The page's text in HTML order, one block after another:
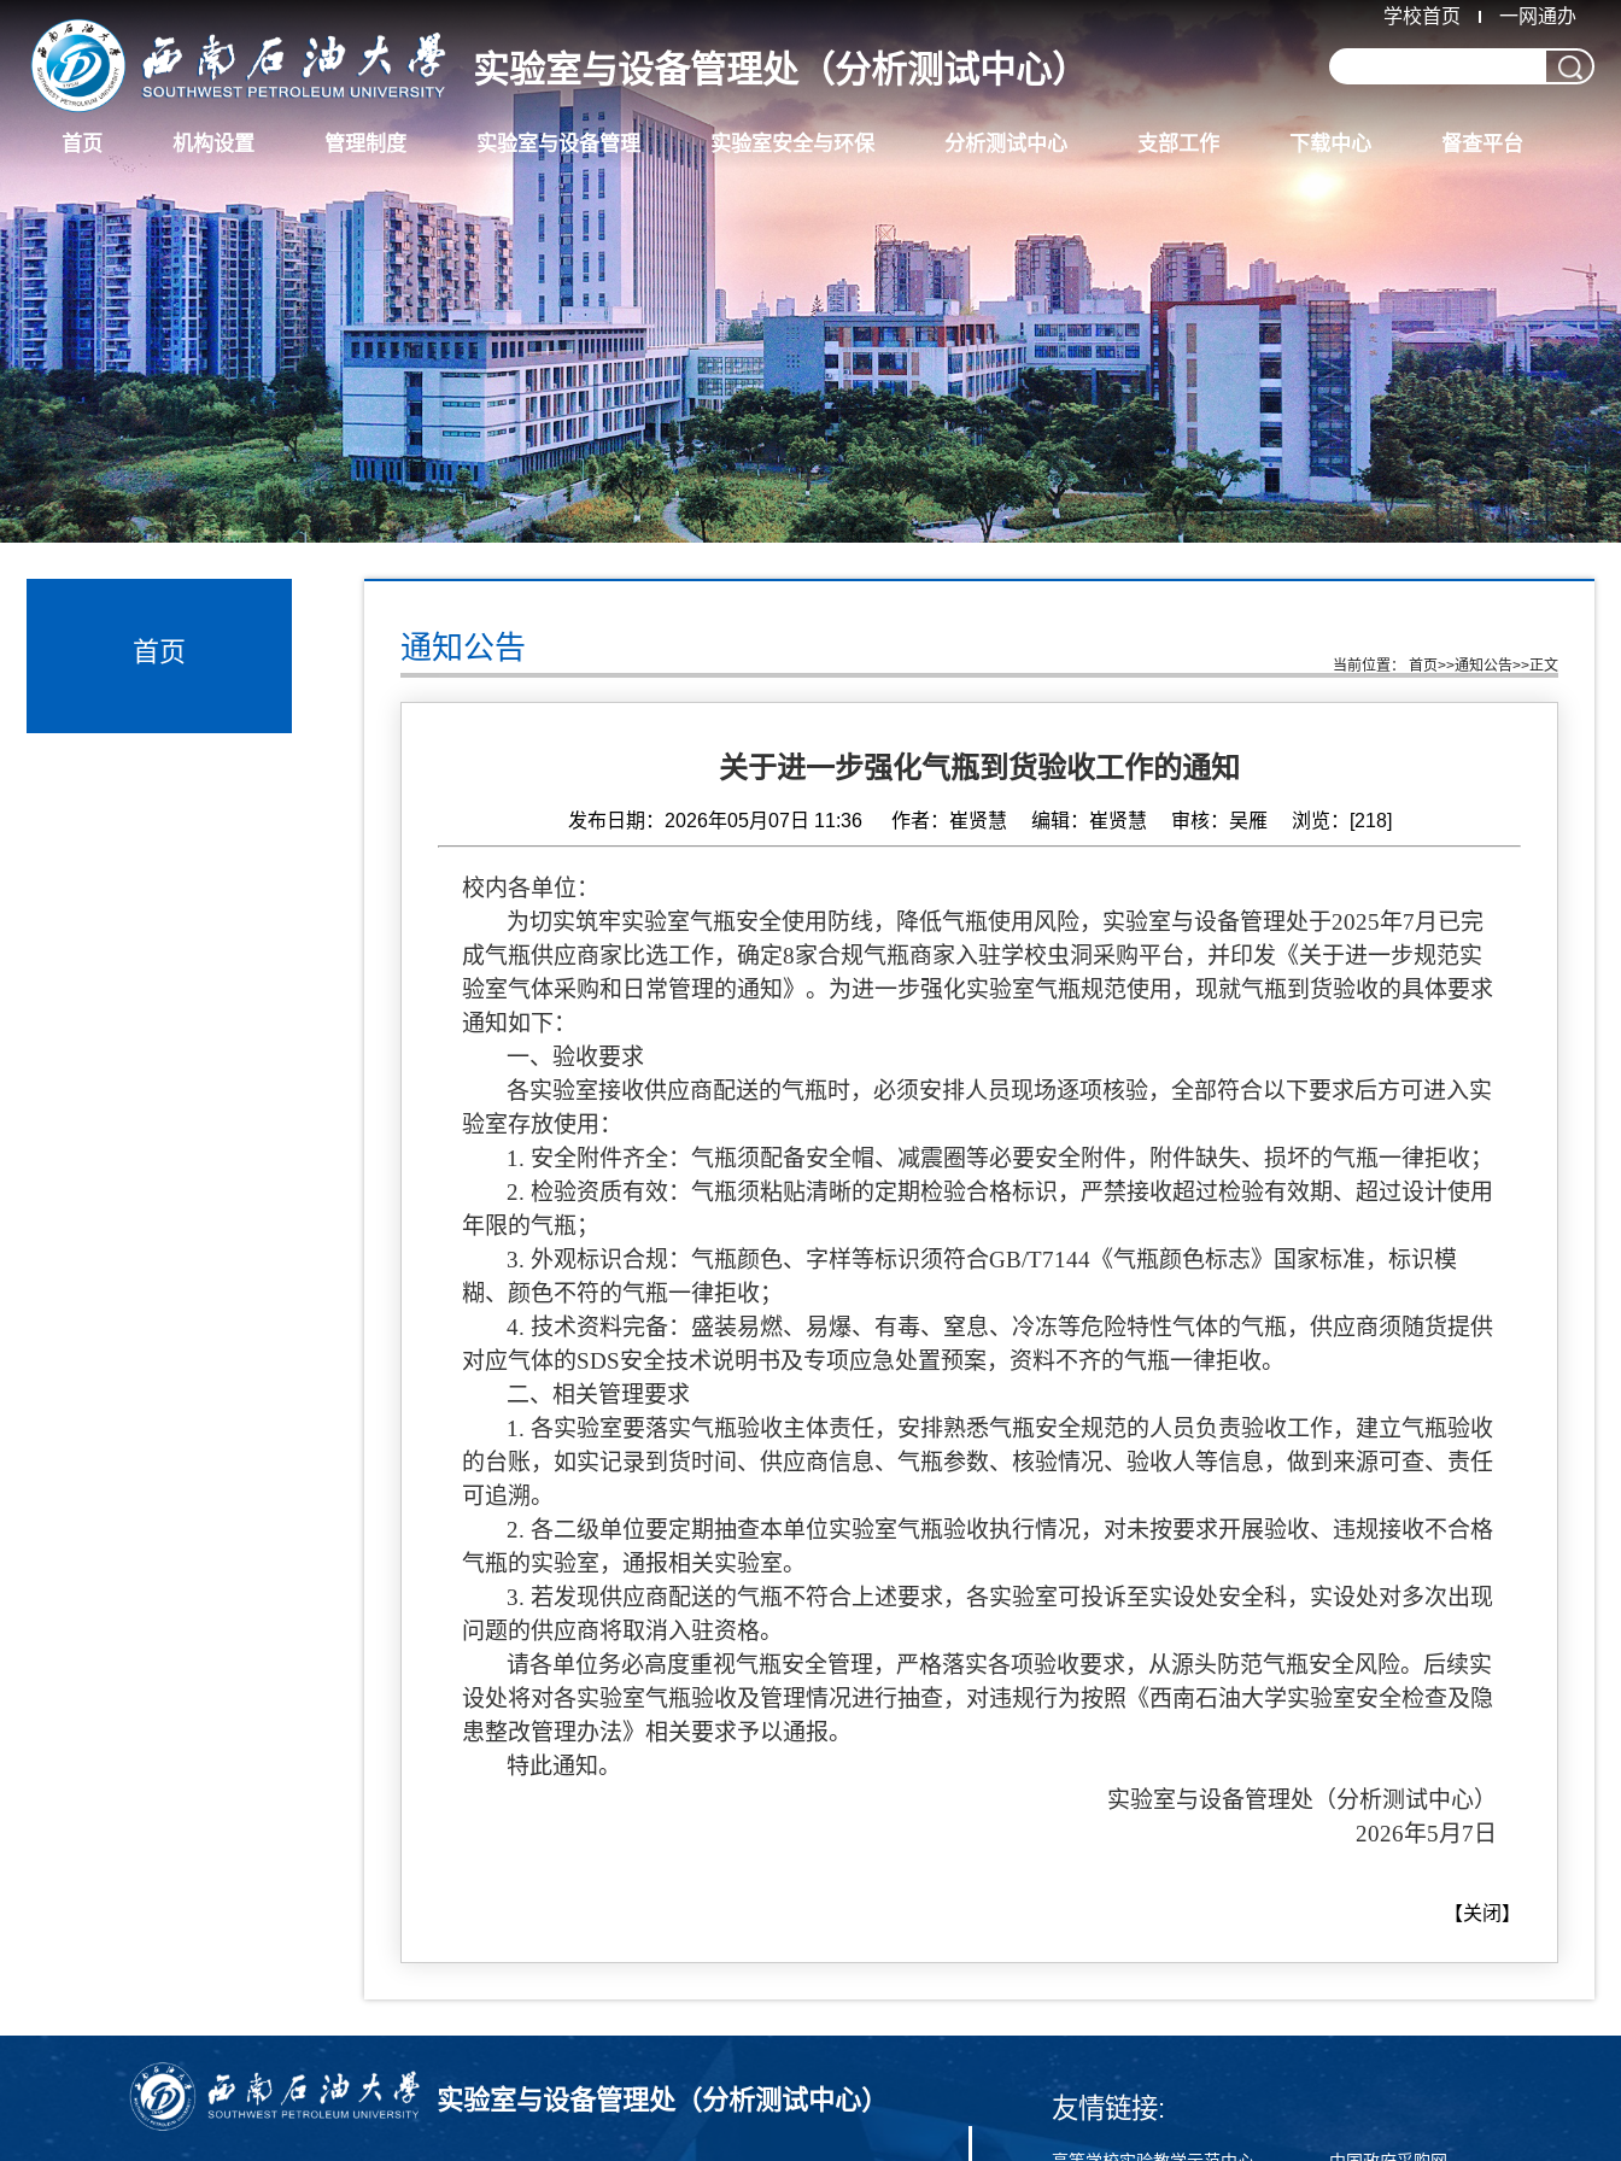
学校首页 一网通办
实验室与设备管理处（分析测试中心）
首页 机构设置 管理制度 实验室与设备管理 实验室安全与环保 分析测试中心 支部工作 下载中心 督查平台
首页 通知公告 当前位置： 首页>>通知公告>>正文
关于进一步强化气瓶到货验收工作的通知
发布日期：2026年05月07日 11:36 作者：崔贤慧 编辑：崔贤慧 审核：吴雁 浏览：[218]
校内各单位：
为切实筑牢实验室气瓶安全使用防线，降低气瓶使用风险，实验室与设备管理处于2025年7月已完
成气瓶供应商家比选工作，确定8家合规气瓶商家入驻学校虫洞采购平台，并印发《关于进一步规范实
验室气体采购和日常管理的通知》。为进一步强化实验室气瓶规范使用，现就气瓶到货验收的具体要求
通知如下：
一、验收要求
各实验室接收供应商配送的气瓶时，必须安排人员现场逐项核验，全部符合以下要求后方可进入实
验室存放使用：
1. 安全附件齐全：气瓶须配备安全帽、减震圈等必要安全附件，附件缺失、损坏的气瓶一律拒收；
2. 检验资质有效：气瓶须粘贴清晰的定期检验合格标识，严禁接收超过检验有效期、超过设计使用
年限的气瓶；
3. 外观标识合规：气瓶颜色、字样等标识须符合GB/T7144 《气瓶颜色标志》国家标准，标识模
糊、颜色不符的气瓶一律拒收；
4. 技术资料完备：盛装易燃、易爆、有毒、窒息、冷冻等危险特性气体的气瓶，供应商须随货提供
对应气体的SDS安全技术说明书及专项应急处置预案，资料不齐的气瓶一律拒收。
二、相关管理要求
1. 各实验室要落实气瓶验收主体责任，安排熟悉气瓶安全规范的人员负责验收工作，建立气瓶验收
的台账，如实记录到货时间、供应商信息、气瓶参数、核验情况、验收人等信息，做到来源可查、责任
可追溯。
2. 各二级单位要定期抽查本单位实验室气瓶验收执行情况，对未按要求开展验收、违规接收不合格
气瓶的实验室，通报相关实验室。
3. 若发现供应商配送的气瓶不符合上述要求，各实验室可投诉至实设处安全科，实设处对多次出现
问题的供应商将取消入驻资格。
请各单位务必高度重视气瓶安全管理，严格落实各项验收要求，从源头防范气瓶安全风险。后续实
设处将对各实验室气瓶验收及管理情况进行抽查，对违规行为按照《西南石油大学实验室安全检查及隐
患整改管理办法》相关要求予以通报。
特此通知。
实验室与设备管理处（分析测试中心）
2026年5月 7 日
【关闭 】
实验室与设备管理处（分析测试中心） 友情链接: